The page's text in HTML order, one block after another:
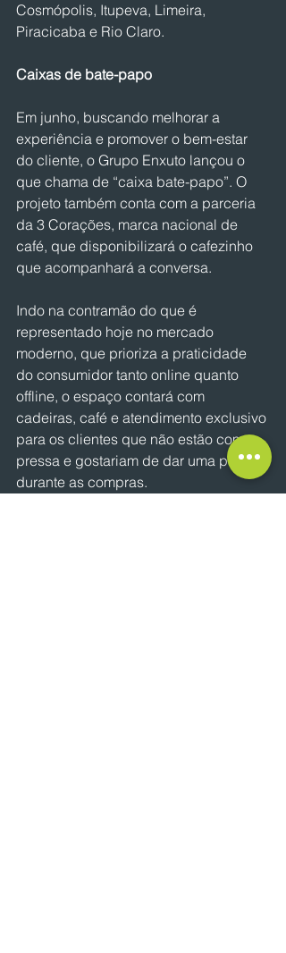
Cosmópolis, Itupeva, Limeira,
Piracicaba e Rio Claro.
Caixas de bate-papo
Em junho, buscando melhorar a
experiência e promover o bem-estar
do cliente, o Grupo Enxuto lançou o
que chama de “caixa bate-papo”. O
projeto também conta com a parceria
da 3 Corações, marca nacional de
café, que disponibilizará o cafezinho
que acompanhará a conversa.
Indo na contramão do que é
representado hoje no mercado
moderno, que prioriza a praticidade
do consumidor tanto online quanto
offline, o espaço contará com
cadeiras, café e atendimento exclusivo
para os clientes que não estão com
pressa e gostariam de dar uma pausa
durante as compras.